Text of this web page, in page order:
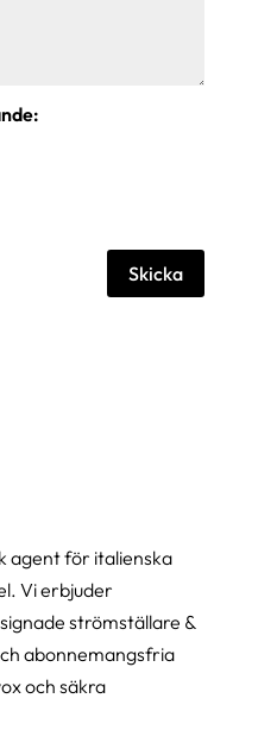
Skicka
agent för italienska
Vi erbjuder
strömställare &
abonnemangsfria
och säkra